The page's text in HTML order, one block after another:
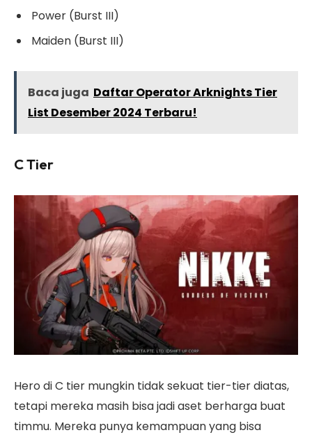
Power (Burst III)
Maiden (Burst III)
Baca juga Daftar Operator Arknights Tier
List Desember 2024 Terbaru!
C Tier
Hero di C tier mungkin tidak sekuat tier-tier diatas,
tetapi mereka masih bisa jadi aset berharga buat
timmu. Mereka punya kemampuan yang bisa